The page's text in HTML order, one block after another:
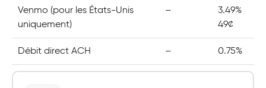
Venmo (pour les États-Unis
uniquement)
–
3.49%
49¢
Débit direct ACH – 0.75%